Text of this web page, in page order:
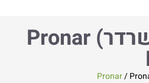
סדרת מגרסות ניידות (שרדר) Pronar
Pronar/